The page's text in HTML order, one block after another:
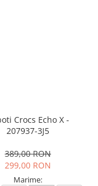
Crocs Echo X -
207937-3J5
389,00 RON
299,00 RON
Marime: